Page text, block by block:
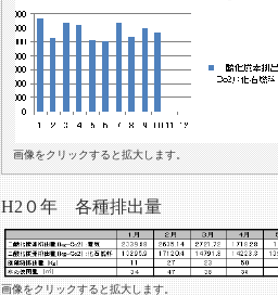
画像をクリックすると拡大します。
H2０年 各種排出量
画像をクリックすると拡大します。